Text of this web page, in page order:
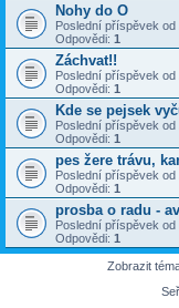
Nohy do O
Poslední příspěvek od
Odpovědi: 1
Záchvat!!
Poslední příspěvek od
Odpovědi: 1
Kde se pejsek
Poslední příspěvek od
Odpovědi: 1
pes žere trávu,
Poslední příspěvek od
Odpovědi: 1
prosba o radu -
Poslední příspěvek od
Odpovědi: 1
Zobrazit